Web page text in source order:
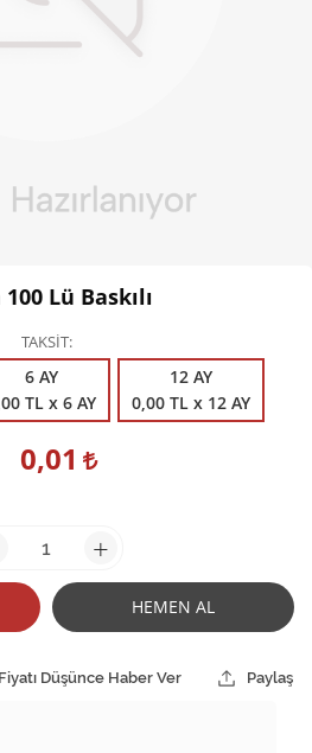
Lü Baskılı
TAKSİT
6 AY
TL x 6 AY
12 AY
0,00 TL x 12 AY
0,01
+
HEMEN AL
Fiyatı Düşünce Haber Ver Paylaş